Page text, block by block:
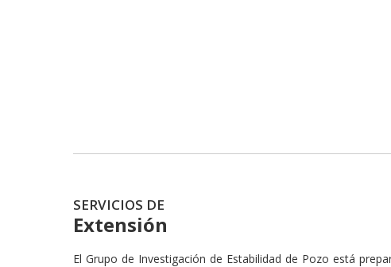
SERVICIOS DE
Extensión
El Grupo de Investigación de Estabilidad de Pozo está